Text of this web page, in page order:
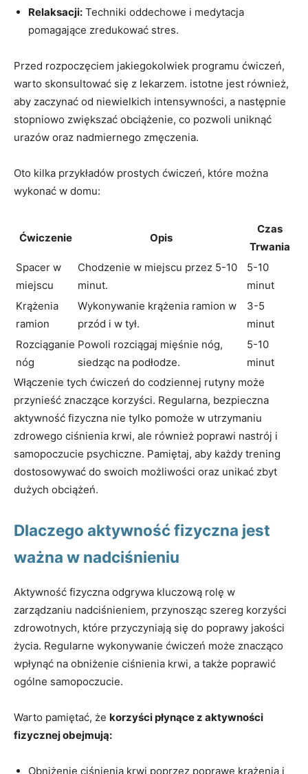
Relaksacji: Techniki oddechowe i medytacja
pomagające zredukować stres.
Przed rozpoczęciem jakiegokolwiek programu ćwiczeń,
warto skonsultować się z lekarzem. istotne jest również,
aby zaczynać od niewielkich intensywności, a następnie
stopniowo zwiększać obciążenie, co pozwoli uniknąć
urazów oraz nadmiernego zmęczenia.
Oto kilka przykładów prostych ćwiczeń, które można
wykonać w domu:
Ćwiczenie Opis
Czas
Trwania
Spacer w
miejscu
Chodzenie w miejscu przez 5-10
minut.
5-10
minut
Krążenia
ramion
Wykonywanie krążenia ramion w
przód i w tył.
3-5
minut
Rozciąganie
nóg
Powoli rozciągaj mięśnie nóg,
siedząc na podłodze.
5-10
minut
Włączenie tych ćwiczeń do codziennej rutyny może
przynieść znaczące korzyści. Regularna, bezpieczna
aktywność fizyczna nie tylko pomoże w utrzymaniu
zdrowego ciśnienia krwi, ale również poprawi nastrój i
samopoczucie psychiczne. Pamiętaj, aby każdy trening
dostosowywać do swoich możliwości oraz unikać zbyt
dużych obciążeń.
Dlaczego aktywność fizyczna jest
ważna w nadciśnieniu
Aktywność fizyczna odgrywa kluczową rolę w
zarządzaniu nadciśnieniem, przynosząc szereg korzyści
zdrowotnych, które przyczyniają się do poprawy jakości
życia. Regularne wykonywanie ćwiczeń może znacząco
wpłynąć na obniżenie ciśnienia krwi, a także poprawić
ogólne samopoczucie.
Warto pamiętać, że korzyści płynące z aktywności
fizycznej obejmują:
Obniżenie ciśnienia krwi poprzez poprawę krążenia i